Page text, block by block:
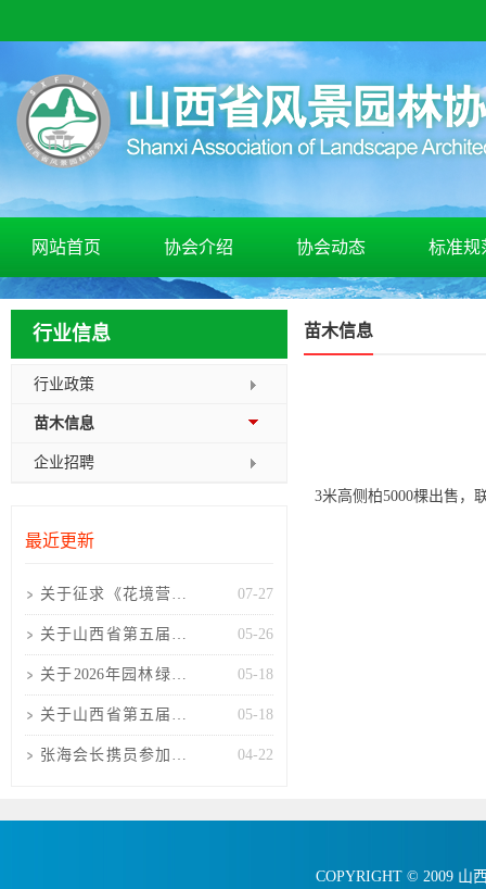
网站首页 协会介绍 协会动态 标准规
行业信息
行业政策
苗木信息
企业招聘
最近更新
关于征求《花境营造
技术规程(征求意见
稿)》
07-27
关于山西省第五届大
学生风景园林设计竞
赛结
05-26
关于2026年园林绿化
工程项目负责人考核
培训
05-18
关于山西省第五届大
学生风景园林设计竞
05-18
张海会长携员参加第 04-22
苗木信息
3米高侧柏5000棵出售，
COPYRIGHT © 2009 山